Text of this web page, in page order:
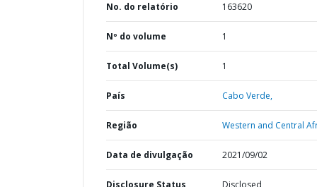
No. do relatório 163620
Nº do volume 1
Total Volume(s) 1
País Cabo Verde,
Região Western and Central
Data de divulgação 2021/09/02
Disclosure Status Disclosed